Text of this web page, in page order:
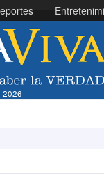
2026
Líbano